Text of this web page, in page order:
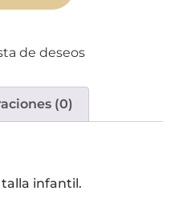
de deseos
(0)
infantil.